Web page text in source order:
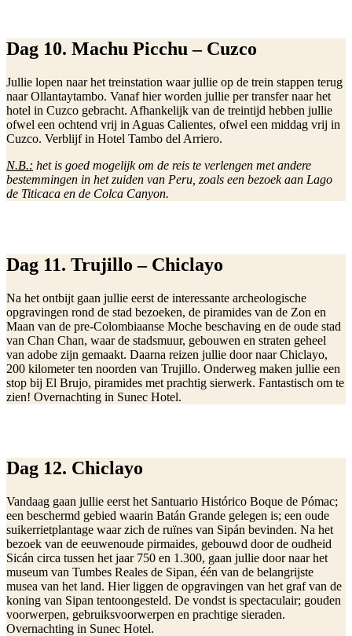
Dag 10. Machu Picchu – Cuzco
Jullie lopen naar het treinstation waar jullie op de trein stappen terug
naar Ollantaytambo. Vanaf hier worden jullie per transfer naar het
hotel in Cuzco gebracht. Afhankelijk van de treintijd hebben jullie
ofwel een ochtend vrij in Aguas Calientes, ofwel een middag vrij in
Cuzco. Verblijf in Hotel Tambo del Arriero.
N.B.: het is goed mogelijk om de reis te verlengen met andere
bestemmingen in het zuiden van Peru, zoals een bezoek aan Lago
de Titicaca en de Colca Canyon.
Dag 11. Trujillo – Chiclayo
Na het ontbijt gaan jullie eerst de interessante archeologische
opgravingen rond de stad bezoeken, de piramides van de Zon en
Maan van de pre-Colombiaanse Moche beschaving en de oude stad
van Chan Chan, waar de stadsmuur, gebouwen en straten geheel
van adobe zijn gemaakt. Daarna reizen jullie door naar Chiclayo,
200 kilometer ten noorden van Trujillo. Onderweg maken jullie een
stop bij El Brujo, piramides met prachtig sierwerk. Fantastisch om te
zien! Overnachting in Sunec Hotel.
Dag 12. Chiclayo
Vandaag gaan jullie eerst het Santuario Histórico Boque de Pómac;
een beschermd gebied waarin Batán Grande gelegen is; een oude
suikerrietplantage waar zich de ruïnes van Sipán bevinden. Na het
bezoek van de eeuwenoude pirmaides, gebouwd door de oudheid
Sicán circa tussen het jaar 750 en 1.300, gaan jullie door naar het
museum van Tumbes Reales de Sipan, één van de belangrijste
musea van het land. Hier liggen de opgravingen van het graf van de
koning van Sipan tentoongesteld. De vondst is spectaculair; gouden
voorwerpen, gebruiksvoorwerpen en prachtige sieraden.
Overnachting in Sunec Hotel.